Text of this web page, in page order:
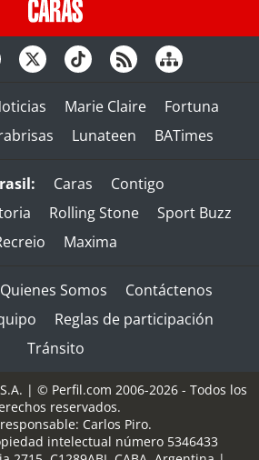
Marie Claire
Fortuna
Lunateen BATimes
Caras
Contigo
Rolling Stone
Sport Buzz
Maxima
Quienes Somos
Contáctenos
Reglas de participación
Tránsito
| © Perfil.com 2006-2026 - Todos los
reservados.
Carlos Piro.
intelectual número 5346433